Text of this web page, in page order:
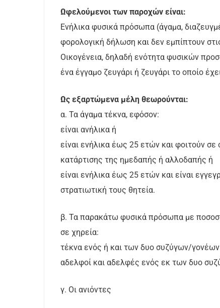
Ωφελούμενοι των παροχών είναι:
Ενήλικα φυσικά πρόσωπα (άγαμα,
φορολογική δήλωση και δεν εμπίπτουν
Οικογένεια, δηλαδή ενότητα φυσικών
ένα έγγαμο ζευγάρι ή ζευγάρι το οποίο
Ως εξαρτώμενα μέλη θεωρούνται:
α. Τα άγαμα τέκνα, εφόσον:
είναι ανήλικα ή
είναι ενήλικα έως 25 ετών και φοιτούν
κατάρτισης της ημεδαπής ή αλλοδαπής ή
είναι ενήλικα έως 25 ετών και είναι
στρατιωτική τους θητεία.
β. Τα παρακάτω φυσικά πρόσωπα με
σε χηρεία:
τέκνα ενός ή και των δυο συζύγων/γονέων
αδελφοί και αδελφές ενός εκ των δυο
γ. Οι ανιόντες